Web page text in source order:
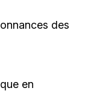
des
en